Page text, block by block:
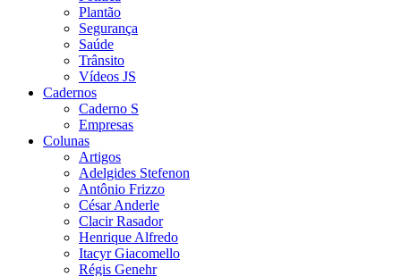
Plantão
Segurança
Saúde
Trânsito
Vídeos JS
Cadernos
Caderno S
Empresas
Colunas
Artigos
Adelgides Stefenon
Antônio Frizzo
César Anderle
Clacir Rasador
Henrique Alfredo
Itacyr Giacomello
Régis Genehr